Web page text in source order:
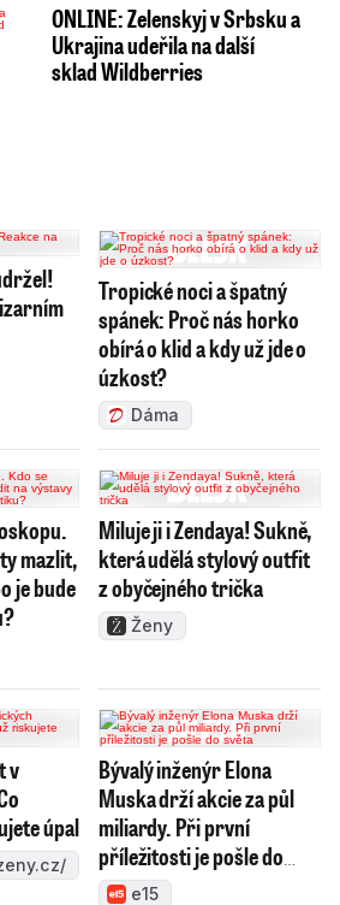
ONLINE: Zelenskyj v Srbsku a
Ukrajina udeřila na další
sklad Wildberries
Tropické noci a špatný
spánek: Proč nás horko
obírá o klid a kdy už jde o
úzkost?
Dáma
mazlit,
je bude
Miluje ji i Zendaya! Sukně,
která udělá stylový outfit
z obyčejného trička
Ženy
v
úpal
Bývalý inženýr Elona
Muska drží akcie za půl
miliardy. Při první
příležitosti je pošle do
světae15